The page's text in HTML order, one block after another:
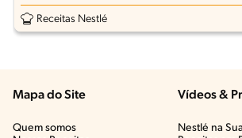
Receitas Nestlé
Mapa do Site
Quem somos
Vídeos &
Nestlé na